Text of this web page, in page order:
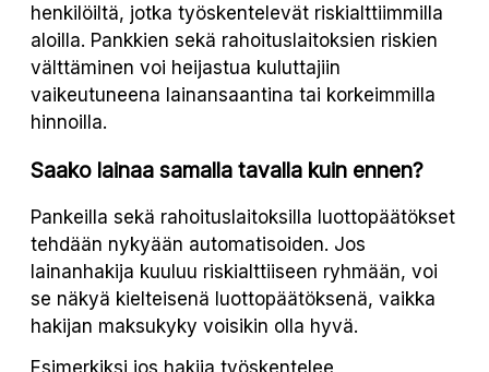
henkilöiltä, jotka työskentelevät riskialttiimmilla
aloilla. Pankkien sekä rahoituslaitoksien riskien
välttäminen voi heijastua kuluttajiin
vaikeutuneena lainansaantina tai korkeimmilla
hinnoilla.
Saako lainaa samalla tavalla kuin ennen?
Pankeilla sekä rahoituslaitoksilla luottopäätökset
tehdään nykyään automatisoiden. Jos
lainanhakija kuuluu riskialttiiseen ryhmään, voi
se näkyä kielteisenä luottopäätöksenä, vaikka
hakijan maksukyky voisikin olla hyvä.
Esimerkiksi jos hakija työskentelee